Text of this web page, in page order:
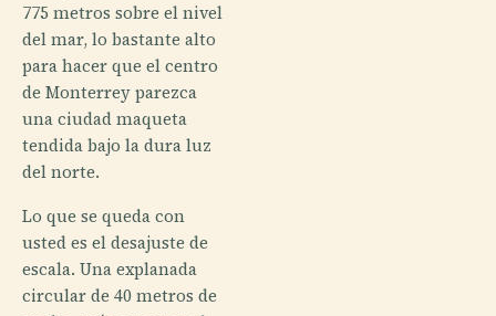
775 metros sobre el nivel
del mar, lo bastante alto
para hacer que el centro
de Monterrey parezca
una ciudad maqueta
tendida bajo la dura luz
del norte.
Lo que se queda con
usted es el desajuste de
escala. Una explanada
circular de 40 metros de